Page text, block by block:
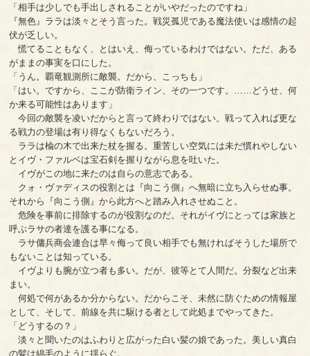
「相手は少しでも手出しされることがいやだったのですね」
『無色』ララは淡々とそう言った。戦災孤児である魔法使いは感情の起
伏が乏しい。
慌てることもなく、とはいえ、侮っているわけではない。ただ、ある
がままの事実を口にした。
「うん。覇竜観測所に敵襲。だから、こっちも」
「はい。ですから、ここが防衛ライン、その一つです。……どうせ、何
か来る可能性はあります」
今回の敵襲を凌いだからと言って終わりではない。戦って入れば更な
る戦力の登場は有り得なくもないだろう。
ララは楡の木で出来た杖を握る。重苦しい空気には未だ慣れやしない
とイヴ・ファルベは宝石剣を握りながら息を吐いた。
イヴがこの地に来たのは自らの意志である。
クォ・ヴァディスの役割とは『向こう側』へ無暗に立ち入らせぬ事。
それから『向こう側』から此方へと踏み入れさせぬこと。
危険を事前に排除するのが役割なのだ。それがイヴにとっては家族と
呼ぶラサの者達を護る事になる。
ラサ傭兵商会連合は早々侮って良い相手でも無ければそうした場所で
もないことは知っている。
イヴよりも腕が立つ者も多い。だが、彼等とて人間だ。分裂など出来
まい。
何処で何があるか分からない。だからこそ、未然に防ぐための情報屋
として、そして、前線を共に駆ける者として此処までやってきた。
「どうするの？」
淡々と聞いたのはふわりと広がった白い髪の娘であった。美しい真白
の髪は綿毛のように揺らぐ。